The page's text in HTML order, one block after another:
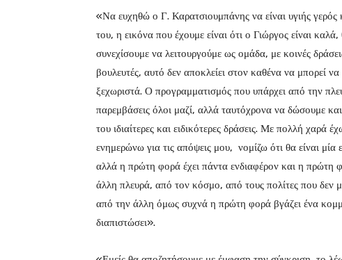
«Να ευχηθώ ο Γ. Καρατσιουμπάνης να είναι υγιής γερός
του, η εικόνα που έχουμε είναι ότι ο Γιώργος είναι
συνεχίσουμε να λειτουργούμε ως ομάδα, με κοινές
βουλευτές, αυτό δεν αποκλείει στον καθένα να μπορεί
ξεχωριστά. Ο προγραμματισμός που υπάρχει από την
παρεμβάσεις όλοι μαζί, αλλά ταυτόχρονα να δώσουμε
του ιδιαίτερες και ειδικότερες δράσεις. Με πολλή χαρά
ενημερώνω για τις απόψεις μου, νομίζω ότι θα είναι
αλλά η πρώτη φορά έχει πάντα ενδιαφέρον και η πρώτη
άλλη πλευρά, από τον κόσμο, από τους πολίτες που δεν
από την άλλη όμως συχνά η πρώτη φορά βγάζει ένα
διαπιστώσει».